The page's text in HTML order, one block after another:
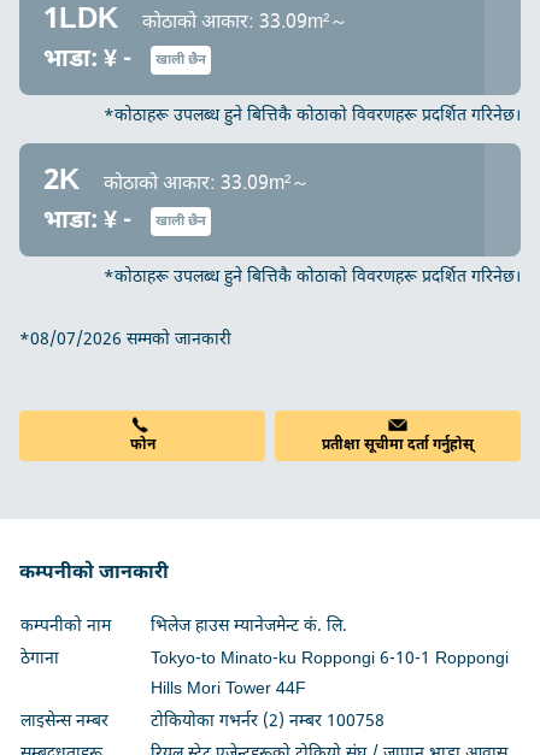
1LDK कोठाको आकार: 33.09m²～
भाडा: ¥ - खाली छैन
*कोठाहरू उपलब्ध हुने बित्तिकै कोठाको विवरणहरू प्रदर्शित गरिनेछ।
2K कोठाको आकार: 33.09m²～
भाडा: ¥ - खाली छैन
*कोठाहरू उपलब्ध हुने बित्तिकै कोठाको विवरणहरू प्रदर्शित गरिनेछ।
*08/07/2026 सम्मको जानकारी
फोन प्रतीक्षा सूचीमा दर्ता गर्नुहोस्
कम्पनीको जानकारी
कम्पनीको नाम
भिलेज हाउस म्यानेजमेन्ट कं. लि.
ठेगाना
Tokyo-to Minato-ku Roppongi 6-10-1 Roppongi
Hills Mori Tower 44F
लाइसेन्स नम्बर
टोकियोका गभर्नर (2) नम्बर 100758